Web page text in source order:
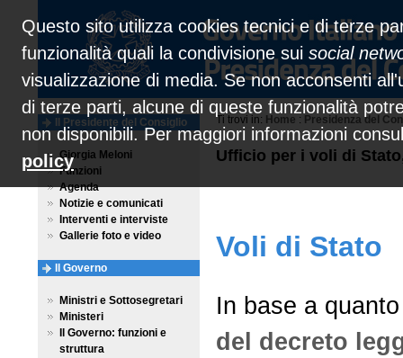
Questo sito utilizza cookies tecnici e di terze
funzionalità quali la condivisione sui social
visualizzazione di media. Se non acconsenti
di terze parti, alcune di queste funzionalità
non disponibili. Per maggiori informazioni
policy
Ti trovi in: Home : Presidenza del
Ufficio per i voli di
Voli di Stato
In base a
del decreto
Il Presidente del Consiglio
Giorgia Meloni
Funzioni
Agenda
Notizie e comunicati
Interventi e interviste
Gallerie foto e video
Il Governo
Ministri e Sottosegretari
Ministeri
Il Governo: funzioni e
struttura